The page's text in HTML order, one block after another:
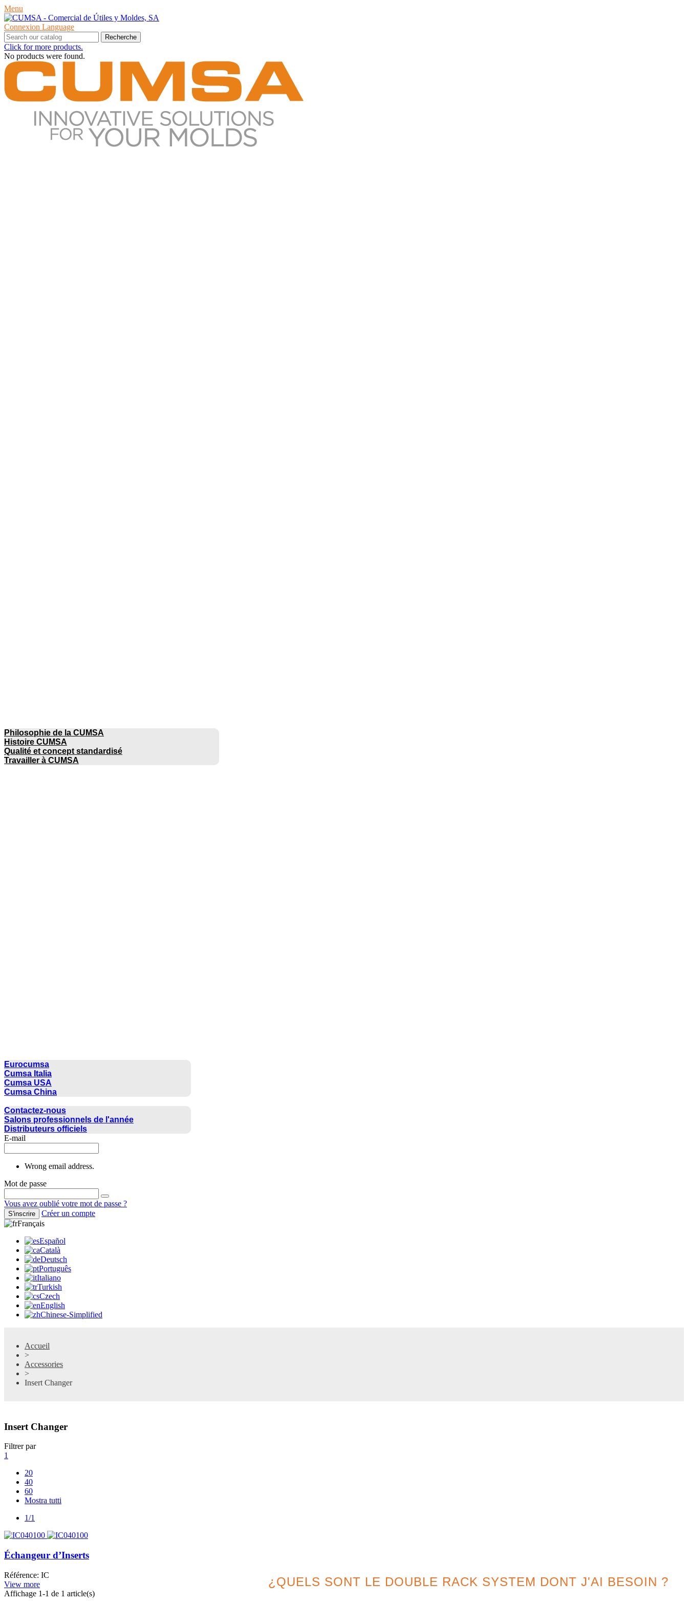
Menu
Connexion Language
Recherche
Click for more products.
No products were found.
Philosophie de la CUMSA
Histoire CUMSA
Qualité et concept standardisé
Travailler à CUMSA
Eurocumsa
Cumsa Italia
Cumsa USA
Cumsa China
Contactez-nous
Salons professionnels de l'année
Distributeurs officiels
E-mail
Wrong email address.
Mot de passe
Vous avez oublié votre mot de passe ?
S'inscrire
Créer un compte
Français
Español
Català
Deutsch
Português
Italiano
Turkish
Czech
English
Chinese-Simplified
Accueil
>
Accessories
>
Insert Changer
Insert Changer
Filtrer par
1
20
40
60
Mostra tutti
1/1
Échangeur d’Inserts
Référence: IC
View more
Affichage 1-1 de 1 article(s)
¿QUELS SONT LE DOUBLE RACK SYSTEM DONT J'AI BESOIN ?